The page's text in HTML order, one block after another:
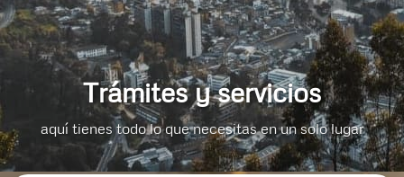
Trámites y servicios
aquí tienes todo lo que necesitas en un solo lugar